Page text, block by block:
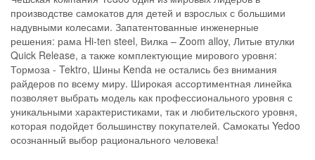
производстве самокатов для детей и взрослых с большими
надувными колесами. Запатентованные инженерные
решения: рама Hi-ten steel, Вилка – Zoom alloy, Литые втулки
Quick Release, а также комплектующие мирового уровня:
Тормоза - Tektro, Шины Kenda не остались без внимания
райдеров по всему миру. Широкая ассортиментная линейка
позволяет выбрать модель как профессионального уровня с
уникальными характеристиками, так и любительского уровня,
которая подойдет большинству покупателей. Самокаты Yedoo
осознанный выбор рационального человека!